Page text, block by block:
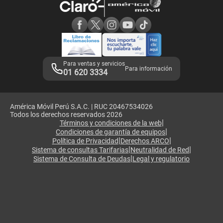
Adquirientes iPhone 6, 6S y SE
Mensaje de Seguridad
Términos y Condiciones de Tienda Claro
Libro de Reclamaciones
Legales de marketplace
Para ventas y servicios
01 620 3334 Para información
América Móvil Perú S.A.C. | RUC 20467534026
Todos los derechos reservados 2026
Términos y condiciones de la web|
Condiciones de garantía de equipos|
Política de Privacidad|Derechos ARCO|
Sistema de consultas Tarifarias|Neutralidad de Red|
Sistema de Consulta de Deudas|Legal y regulatorio